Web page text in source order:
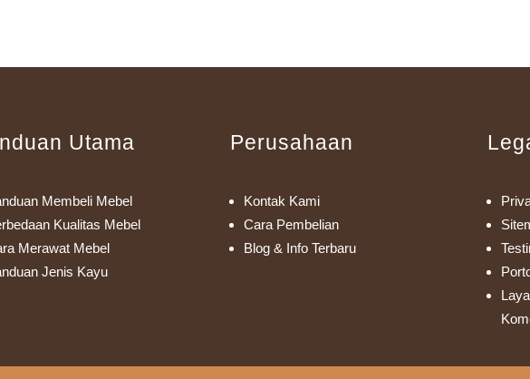
Utama
Membeli Mebel
Kualitas Mebel
Merawat Mebel
Jenis Kayu
Perusahaan
Kontak Kami
Cara Pembelian
Blog & Info Terbaru